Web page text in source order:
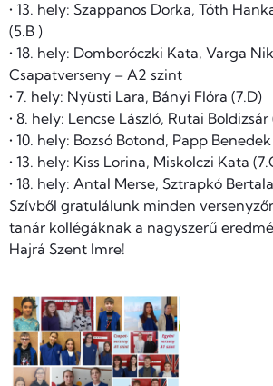
• 13. hely: Szappanos Dorka, Tóth
(5.B )
• 18. hely: Domboróczki Kata, Varga
Csapatverseny – A2 szint
• 7. hely: Nyüsti Lara, Bányi Flóra (7.D)
• 8. hely: Lencse László, Rutai Boldizsár
• 10. hely: Bozsó Botond, Papp
• 13. hely: Kiss Lorina, Miskolczi Kata
• 18. hely: Antal Merse, Sztrapkó
Szívből gratulálunk minden
tanár kollégáknak a nagyszerű
Hajrá Szent Imre!